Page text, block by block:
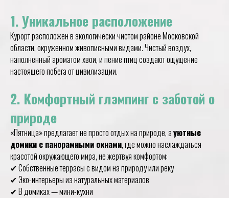
1. Уникальное расположение
Курорт расположен в экологически чистом районе Московской
области, окруженном живописными видами. Чистый воздух,
наполненный ароматом хвои, и пение птиц создают ощущение
настоящего побега от цивилизации.
2. Комфортный глэмпинг с заботой о
природе
«Пятница» предлагает не просто отдых на природе, ауютные
домики с панорамными окнами, где можно наслаждаться
красотой окружающего мира, не жертвуя комфортом:
✔ Собственные террасы с видом на природу или реку
✔ Эко-интерьеры из натуральных материалов
✔ В домиках — мини-кухни